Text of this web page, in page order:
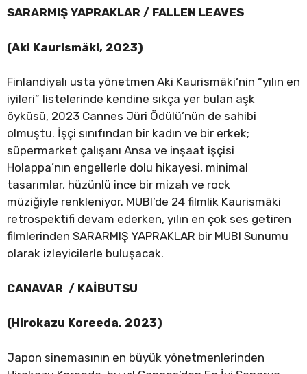
SARARMIŞ YAPRAKLAR / FALLEN LEAVES
(Aki Kaurismäki, 2023)
Finlandiyalı usta yönetmen Aki Kaurismäki‘nin “yılın en
iyileri” listelerinde kendine sıkça yer bulan aşk
öyküsü, 2023 Cannes Jüri Ödülü’nün de sahibi
olmuştu. İşçi sınıfından bir kadın ve bir erkek;
süpermarket çalışanı Ansa ve inşaat işçisi
Holappa’nın engellerle dolu hikayesi, minimal
tasarımlar, hüzünlü ince bir mizah ve rock
müziğiyle renkleniyor. MUBI’de 24 filmlik Kaurismäki
retrospektifi devam ederken, yılın en çok ses getiren
filmlerinden SARARMIŞ YAPRAKLAR bir MUBI Sunumu
olarak izleyicilerle buluşacak.
CANAVAR / KAİBUTSU
(Hirokazu Koreeda, 2023)
Japon sinemasının en büyük yönetmenlerinden